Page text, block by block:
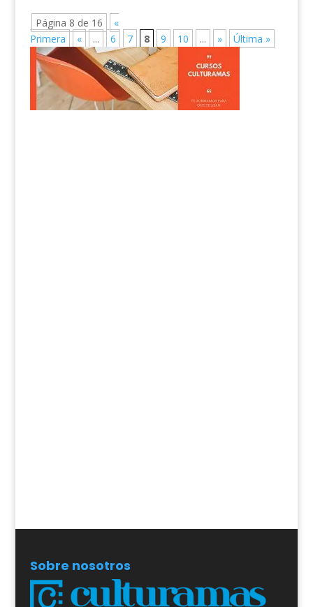
Página 8 de 16
«
Primera
« ... 6 7 8 9 10 ... » Última »
Sobre nosotros